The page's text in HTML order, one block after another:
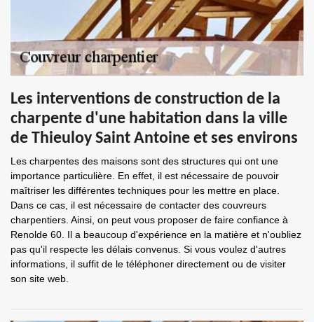
Les interventions de construction de la
charpente d'une habitation dans la ville
de Thieuloy Saint Antoine et ses environs
Les charpentes des maisons sont des structures qui ont une
importance particulière. En effet, il est nécessaire de pouvoir
maîtriser les différentes techniques pour les mettre en place.
Dans ce cas, il est nécessaire de contacter des couvreurs
charpentiers. Ainsi, on peut vous proposer de faire confiance à
Renolde 60. Il a beaucoup d'expérience en la matière et n'oubliez
pas qu'il respecte les délais convenus. Si vous voulez d'autres
informations, il suffit de le téléphoner directement ou de visiter
son site web.